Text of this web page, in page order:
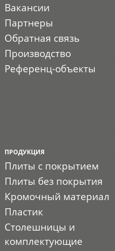
Вакансии
Партнеры
Обратная связь
Производство
Референц-объекты
ПРОДУКЦИЯ
Плиты с покрытием
Плиты без покрытия
Кромочный материал
Пластик
Столешницы и
комплектующие